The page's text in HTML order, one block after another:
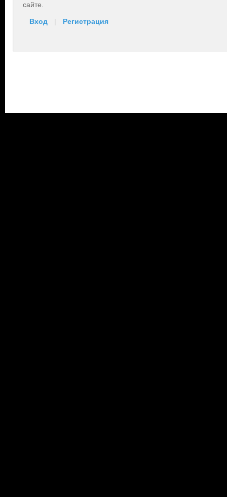
сайте.
Вход | Регистрация